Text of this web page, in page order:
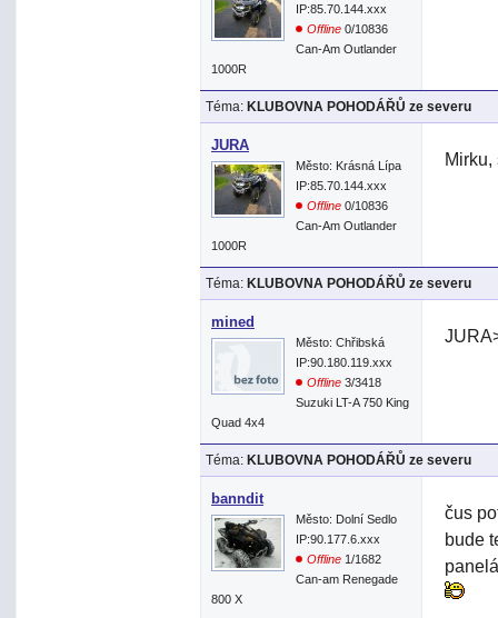
IP:85.70.144.xxx
Offline 0/10836
Can-Am Outlander
1000R
Téma: KLUBOVNA POHODÁŘŮ ze severu
JURA
Město: Krásná Lípa
IP:85.70.144.xxx
Offline 0/10836
Can-Am Outlander
1000R
Mirku,
Téma: KLUBOVNA POHODÁŘŮ ze severu
mined
Město: Chřibská
IP:90.180.119.xxx
Offline 3/3418
Suzuki LT-A 750 King
Quad 4x4
Téma: KLUBOVNA POHODÁŘŮ ze severu
banndit
Město: Dolní Sedlo
IP:90.177.6.xxx
Offline 1/1682
Can-am Renegade
800 X
čus
bude